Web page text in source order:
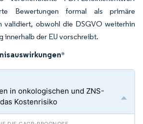
Bewertungen formal als primäre
validiert, obwohl die DSGVO weiterhin
innerhalb der EU vorschreibt.
*
in onkologischen und ZNS-
Kostenrisiko